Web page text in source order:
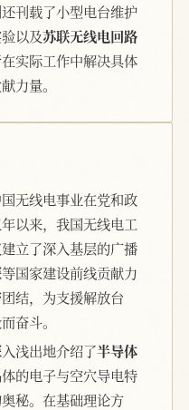
刊载了小型电台维护
以及苏联无线电回路
实际工作中解决具体
力量。
无线电事业在党和政
以来，我国无线电工
立了深入基层的广播
国家建设前线贡献力
结，为支援解放台
奋斗。
浅出地介绍了半导体
的电子与空穴导电特
秘。在基础理论方